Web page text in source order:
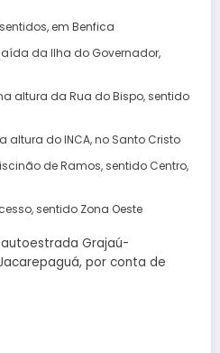
em Benfica
da Ilha do Governador,
altura da Rua do Bispo, sentido
altura do INCA, no Santo Cristo
de Ramos, sentido Centro,
sentido Zona Oeste
Grajaú-
por conta de